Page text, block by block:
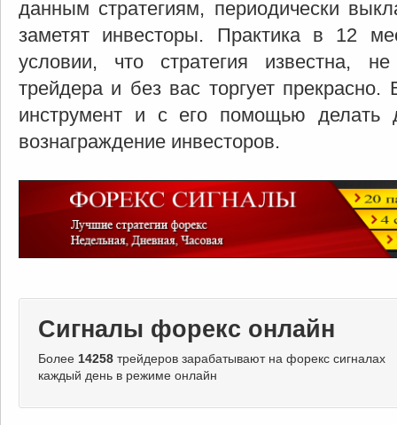
данным стратегиям, периодически
заметят инвесторы. Практика в 12
условии, что стратегия известна,
трейдера и без вас торгует
инструмент и с его помощью делать
вознаграждение инвесторов.
Сигналы форекс онлайн
Более 14258 трейдеров зарабатывают на форекс сигналах
каждый день в режиме онлайн